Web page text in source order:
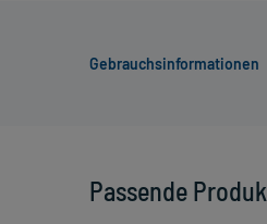
Gebrauchsinformationen
Passende